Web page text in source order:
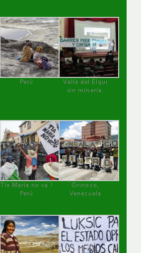
Perú
Valle del Elqui
sin minería.
Tía María no va !
Perú
Orinoco,
Venezuela